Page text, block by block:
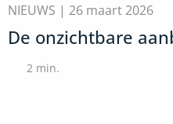
NIEUWS | 26 maart 2026
De onzichtbare
2 min.